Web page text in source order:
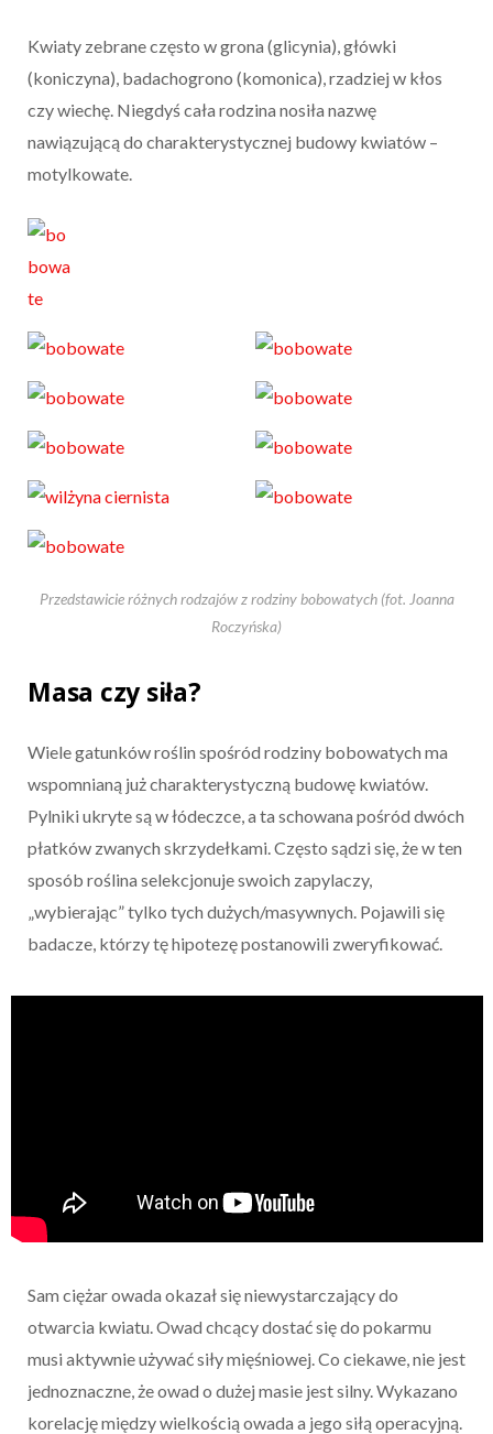
Kwiaty zebrane często w grona (glicynia), główki
(koniczyna), badachogrono (komonica), rzadziej w kłos
czy wiechę. Niegdyś cała rodzina nosiła nazwę
nawiązującą do charakterystycznej budowy kwiatów –
motylkowate.
Przedstawicie różnych rodzajów z rodziny bobowatych (fot. Joanna
Roczyńska)
Masa czy siła?
Wiele gatunków roślin spośród rodziny bobowatych ma
wspomnianą już charakterystyczną budowę kwiatów.
Pylniki ukryte są w łódeczce, a ta schowana pośród dwóch
płatków zwanych skrzydełkami. Często sądzi się, że w ten
sposób roślina selekcjonuje swoich zapylaczy,
„wybierając” tylko tych dużych/masywnych. Pojawili się
badacze, którzy tę hipotezę postanowili zweryfikować.
Sam ciężar owada okazał się niewystarczający do
otwarcia kwiatu. Owad chcący dostać się do pokarmu
musi aktywnie używać siły mięśniowej. Co ciekawe, nie jest
jednoznaczne, że owad o dużej masie jest silny. Wykazano
korelację między wielkością owada a jego siłą operacyjną.